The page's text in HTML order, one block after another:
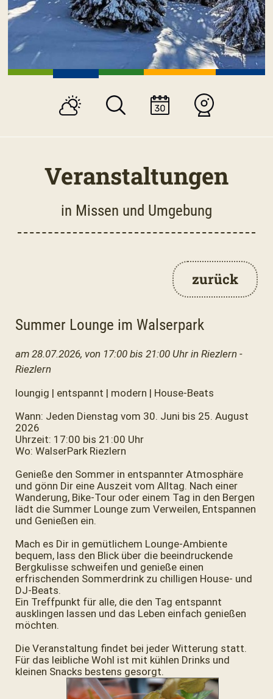
Veranstaltungen
in Missen und Umgebung
zurück
Summer Lounge im Walserpark
am 28.07.2026, von 17:00 bis 21:00 Uhr in Riezlern -
Riezlern
loungig | entspannt | modern | House-Beats
Wann: Jeden Dienstag vom 30. Juni bis 25. August
2026
Uhrzeit: 17:00 bis 21:00 Uhr
Wo: WalserPark Riezlern
Genieße den Sommer in entspannter Atmosphäre
und gönn Dir eine Auszeit vom Alltag. Nach einer
Wanderung, Bike-Tour oder einem Tag in den Bergen
lädt die Summer Lounge zum Verweilen, Entspannen
und Genießen ein.
Mach es Dir in gemütlichem Lounge-Ambiente
bequem, lass den Blick über die beeindruckende
Bergkulisse schweifen und genieße einen
erfrischenden Sommerdrink zu chilligen House- und
DJ-Beats.
Ein Treffpunkt für alle, die den Tag entspannt
ausklingen lassen und das Leben einfach genießen
möchten.
Die Veranstaltung findet bei jeder Witterung statt.
Für das leibliche Wohl ist mit kühlen Drinks und
kleinen Snacks bestens gesorgt.